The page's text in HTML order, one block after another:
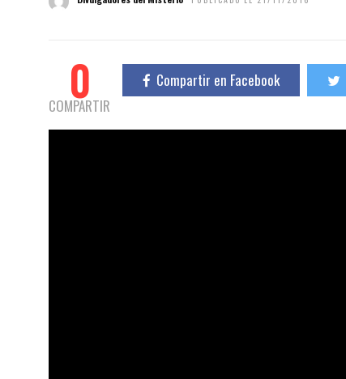
0
COMPARTIR
Compartir en Facebook